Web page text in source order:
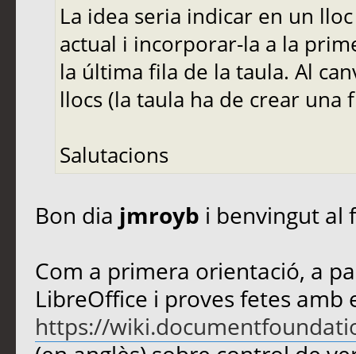
La idea seria indicar en un
actual i incorporar-la a la
la última fila de la taula. Al
llocs (la taula ha de crear una
Salutacions
Bon dia jmroyb i benvingut al
Com a primera orientació, a
LibreOffice i proves fetes amb
https://